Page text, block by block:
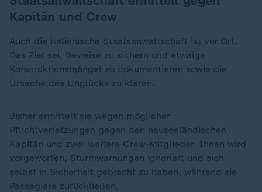
Kapitän und Crew
Auch die italienische Staatsanwaltschaft ist vor Ort.
Das Ziel sei, Beweise zu sichern und etwaige
Konstruktionsmängel zu dokumentieren sowie die
Ursache des Unglücks zu klären.
Bisher ermittelt sie wegen möglicher
Pflichtverletzungen gegen den neuseeländischen
Kapitän und zwei weitere Crew-Mitglieder. Ihnen wird
vorgeworfen, Sturmwarnungen ignoriert und sich
selbst in Sicherheit gebracht zu haben, während sie
Passagiere zurückließen.